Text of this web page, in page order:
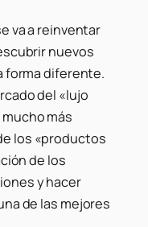
va a reinventar
nuevos
forma diferente.
del «lujo
más
los «productos
de los
y hacer
de las mejores